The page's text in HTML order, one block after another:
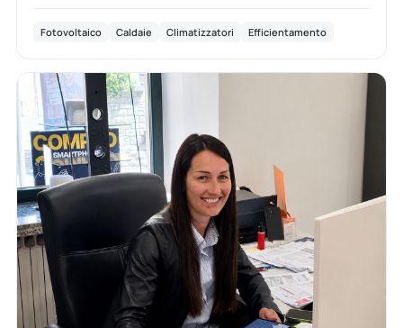
Fotovoltaico Caldaie Climatizzatori Efficientamento